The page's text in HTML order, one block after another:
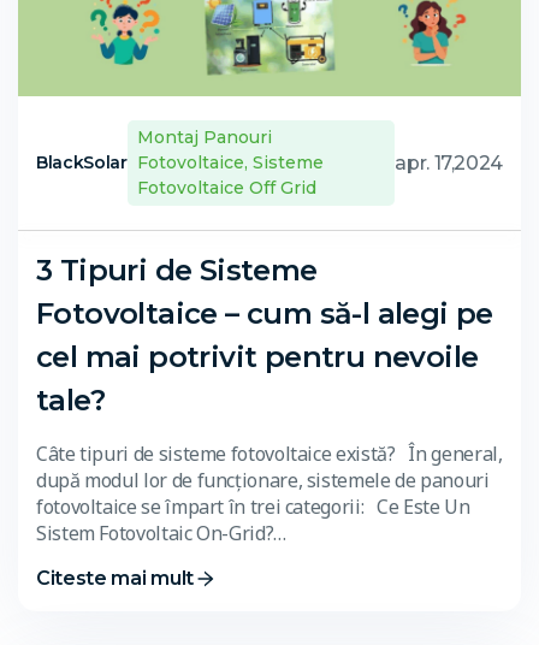
BlackSolar
Montaj Panouri
Fotovoltaice, Sisteme
Fotovoltaice Off Grid
apr. 17,2024
3 Tipuri de Sisteme
Fotovoltaice – cum să-l alegi pe
cel mai potrivit pentru nevoile
tale?
Câte tipuri de sisteme fotovoltaice există? În general,
după modul lor de funcționare, sistemele de panouri
fotovoltaice se împart în trei categorii: Ce Este Un
Sistem Fotovoltaic On-Grid?…
Citeste mai mult